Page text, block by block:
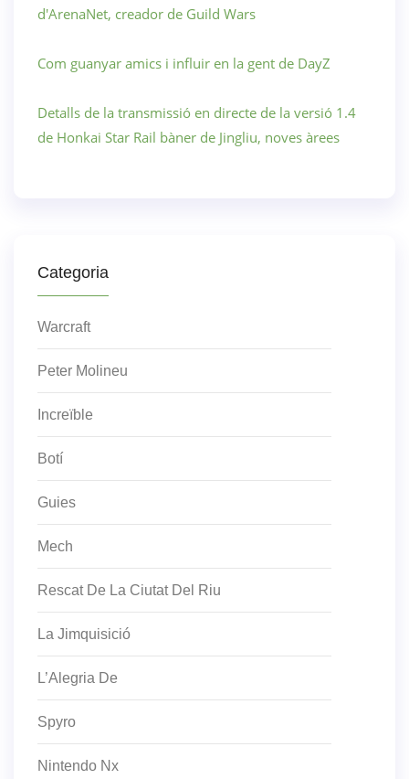
d'ArenaNet, creador de Guild Wars
Com guanyar amics i influir en la gent de DayZ
Detalls de la transmissió en directe de la versió 1.4
de Honkai Star Rail bàner de Jingliu, noves àrees
Categoria
Warcraft
Peter Molineu
Increïble
Botí
Guies
Mech
Rescat De La Ciutat Del Riu
La Jimquisició
L’Alegria De
Spyro
Nintendo Nx